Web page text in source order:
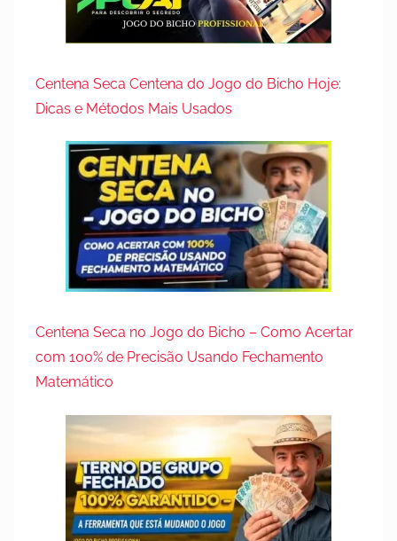
Centena Seca Centena do Jogo do Bicho Hoje:
Dicas e Métodos Mais Usados
Centena Seca no Jogo do Bicho – Como Acertar
com 100% de Precisão Usando Fechamento
Matemático